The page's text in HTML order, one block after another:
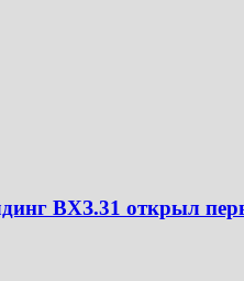
ВХЗ.31 открыл